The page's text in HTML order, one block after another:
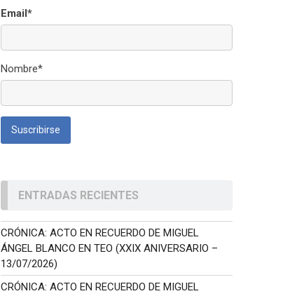
Email*
Nombre*
ENTRADAS RECIENTES
CRÓNICA: ACTO EN RECUERDO DE MIGUEL
ÁNGEL BLANCO EN TEO (XXIX ANIVERSARIO –
13/07/2026)
CRÓNICA: ACTO EN RECUERDO DE MIGUEL